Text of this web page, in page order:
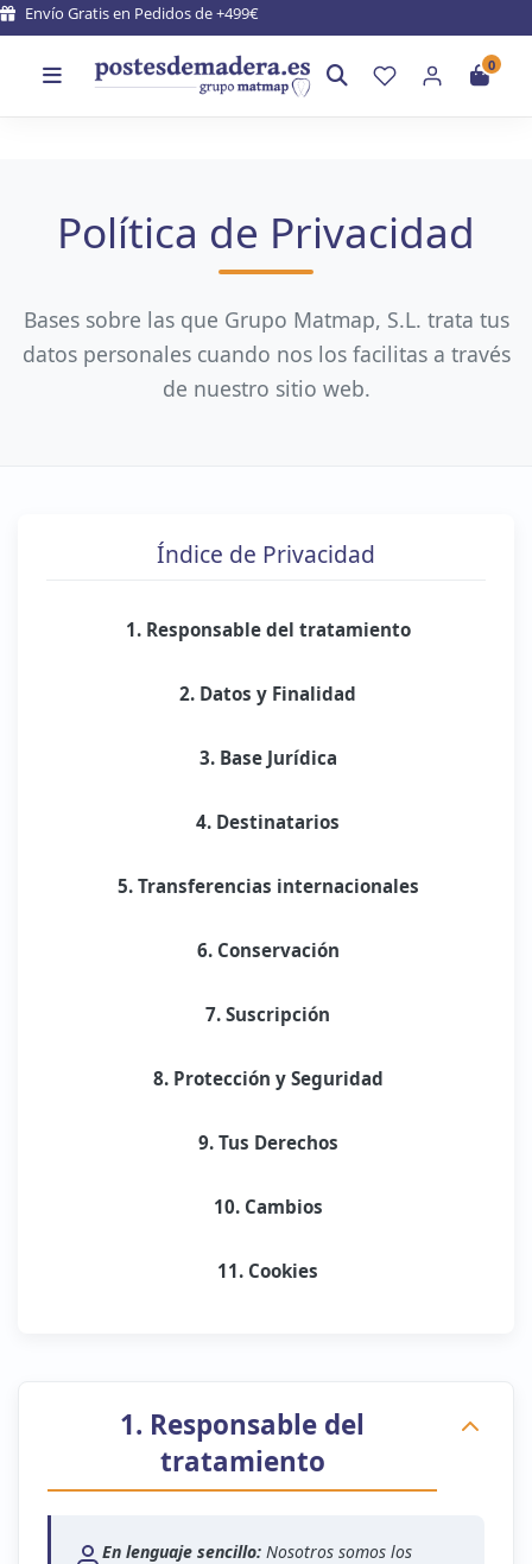
Envío Gratis en Pedidos de +499€
0
Política de Privacidad
Bases sobre las que Grupo Matmap, S.L. trata tus
datos personales cuando nos los facilitas a través
de nuestro sitio web.
Índice de Privacidad
1. Responsable del tratamiento
2. Datos y Finalidad
3. Base Jurídica
4. Destinatarios
5. Transferencias internacionales
6. Conservación
7. Suscripción
8. Protección y Seguridad
9. Tus Derechos
10. Cambios
11. Cookies
1. Responsable del
tratamiento
En lenguaje sencillo: Nosotros somos los